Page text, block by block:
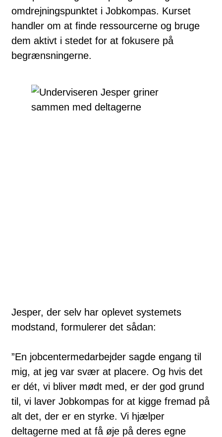
omdrejningspunktet i Jobkompas. Kurset
handler om at finde ressourcerne og bruge
dem aktivt i stedet for at fokusere på
begrænsningerne.
Jesper, der selv har oplevet systemets
modstand, formulerer det sådan:
”En jobcentermedarbejder sagde engang til
mig, at jeg var svær at placere. Og hvis det
er dét, vi bliver mødt med, er der god grund
til, vi laver Jobkompas for at kigge fremad på
alt det, der er en styrke. Vi hjælper
deltagerne med at få øje på deres egne